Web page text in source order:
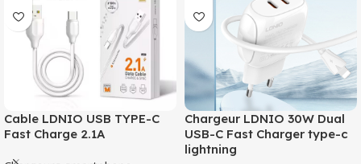
Cable LDNIO USB TYPE-C
Fast Charge 2.1A
Chargeur LDNIO 30W Dual
USB-C Fast Charger type-c
lightning